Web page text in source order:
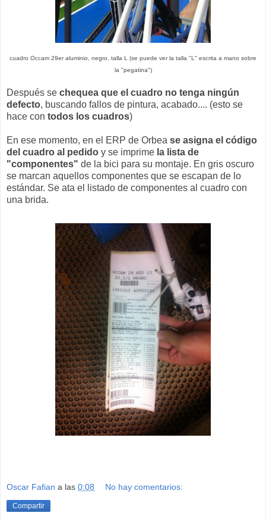
cuadro Occam 29er aluminio, negro, talla L (se puede ver la talla "L" escrita a mano sobre
la "pegatina")
Después se chequea que el cuadro no tenga ningún
defecto, buscando fallos de pintura, acabado.... (esto se
hace con todos los cuadros)
En ese momento, en el ERP de Orbea se asigna el código
del cuadro al pedido y se imprime la lista de
"componentes" de la bici para su montaje. En gris oscuro
se marcan aquellos componentes que se escapan de lo
estándar. Se ata el listado de componentes al cuadro con
una brida.
Oscar Fafian a las 0:08 No hay comentarios:
Compartir